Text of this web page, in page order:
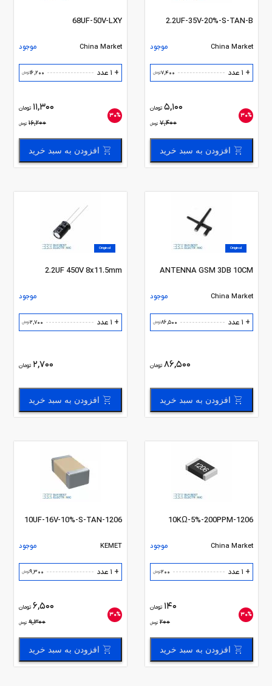
2.2UF-35V-20%-S-TAN-B
China Market موجود
+ 1 عدد 7,400تومان
30%
5,100 تومان
7,400 تومان
افزودن به سبد خرید
68UF-50V-LXY
China Market موجود
+ 1 عدد 16,200تومان
30%
11,300 تومان
16,200 تومان
افزودن به سبد خرید
Original
ANTENNA GSM 3DB 10CM
China Market موجود
+ 1 عدد 86,500تومان
86,500 تومان
افزودن به سبد خرید
Original
2.2UF 450V 8x11.5mm
موجود
+ 1 عدد 2,700تومان
2,700 تومان
افزودن به سبد خرید
10KΩ-5%-200PPM-1206
China Market موجود
+ 1 عدد 200تومان
30%
140 تومان
200 تومان
افزودن به سبد خرید
10UF-16V-10%-S-TAN-1206
KEMET موجود
+ 1 عدد 9,300تومان
30%
6,500 تومان
9,300 تومان
افزودن به سبد خرید